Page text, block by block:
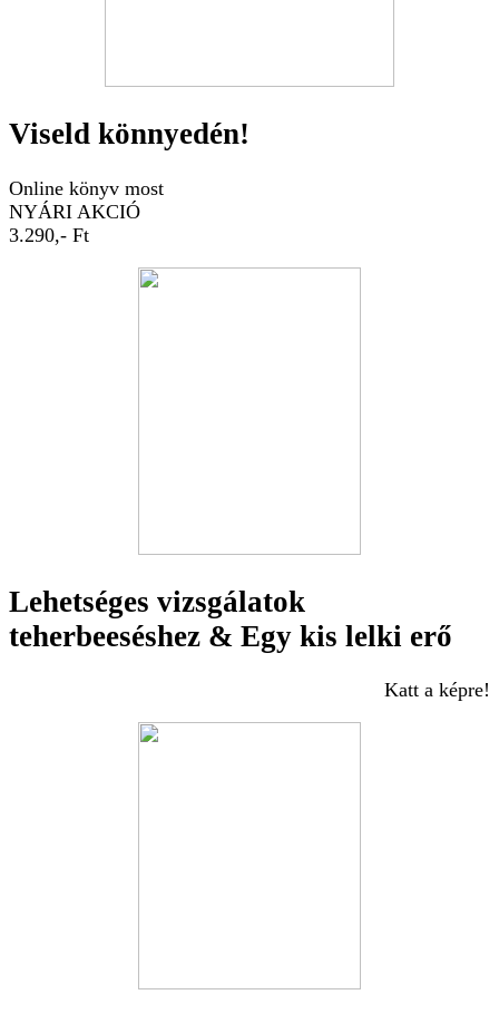
Viseld könnyedén!
Online könyv most
NYÁRI AKCIÓ
3.290,- Ft
Lehetséges vizsgálatok
teherbeeséshez & Egy kis lelki erő
Katt a képre!